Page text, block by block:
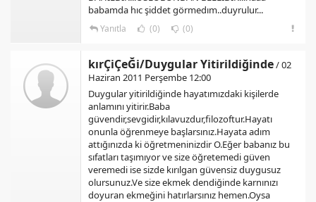
babamda hıc şiddet görmedım..duyrulur...
Yanıtla (0) (0)
kırÇiÇeĞi/Duygular Yitirildiğinde/ 02
Haziran 2011 Perşembe 12:00
Duygular yitirildiğinde hayatımızdaki kişilerde
anlamını yitirir.Baba
güvendir,sevgidir,kılavuzdur,filozoftur.Hayatı
onunla öğrenmeye başlarsınız.Hayata adım
attığınızda ki öğretmeninizdir O.Eğer babanız bu
sıfatları taşımıyor ve size öğretemedi güven
veremedi ise sizde kırılgan güvensiz duygusuz
olursunuz.Ve size ekmek dendiğinde karnınızı
doyuran ekmeğini hatırlarsınız hemen.Oysa